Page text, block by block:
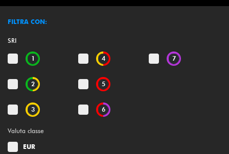
FILTRA CON:
SRI
1
2
3
4
5
6
7
Valuta classe
EUR